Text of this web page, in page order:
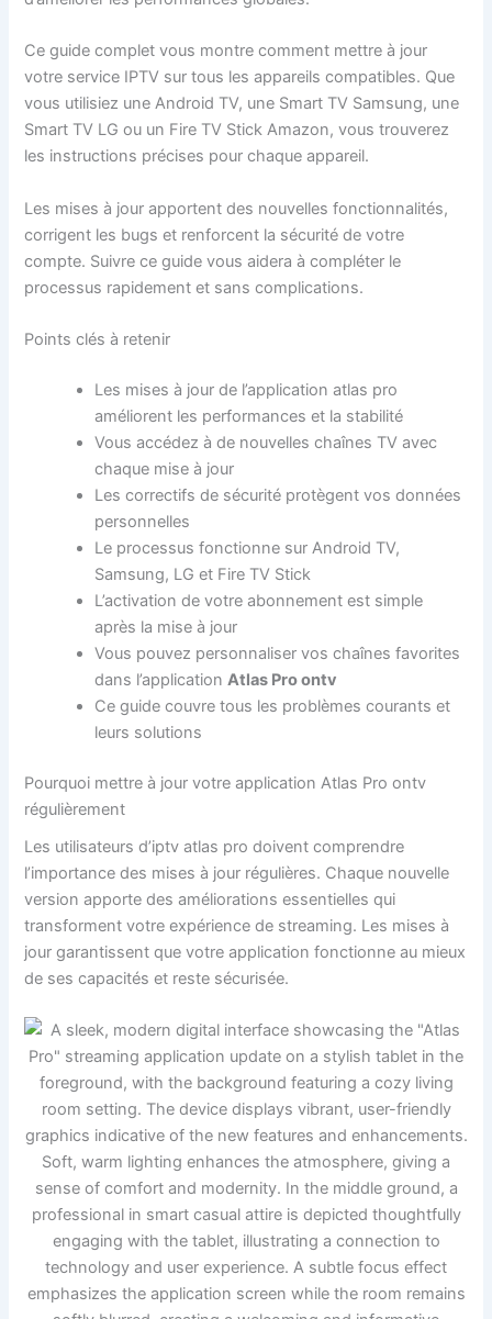
Ce guide complet vous montre comment mettre à jour
votre service IPTV sur tous les appareils compatibles. Que
vous utilisiez une Android TV, une Smart TV Samsung, une
Smart TV LG ou un Fire TV Stick Amazon, vous trouverez
les instructions précises pour chaque appareil.
Les mises à jour apportent des nouvelles fonctionnalités,
corrigent les bugs et renforcent la sécurité de votre
compte. Suivre ce guide vous aidera à compléter le
processus rapidement et sans complications.
Points clés à retenir
Les mises à jour de l’application atlas pro
améliorent les performances et la stabilité
Vous accédez à de nouvelles chaînes TV avec
chaque mise à jour
Les correctifs de sécurité protègent vos données
personnelles
Le processus fonctionne sur Android TV,
Samsung, LG et Fire TV Stick
L’activation de votre abonnement est simple
après la mise à jour
Vous pouvez personnaliser vos chaînes favorites
dans l’applicationAtlas Pro ontv
Ce guide couvre tous les problèmes courants et
leurs solutions
Pourquoi mettre à jour votre application Atlas Pro ontv
régulièrement
Les utilisateurs d’iptv atlas pro doivent comprendre
l’importance des mises à jour régulières. Chaque nouvelle
version apporte des améliorations essentielles qui
transforment votre expérience de streaming. Les mises à
jour garantissent que votre application fonctionne au mieux
de ses capacités et reste sécurisée.